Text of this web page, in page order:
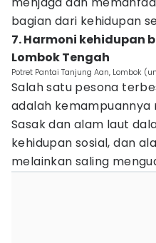
bagian dari kehidupan
7. Harmoni kehidupan
Lombok Tengah
Potret Pantai Tanjung Aan, Lombok
Salah satu pesona
adalah kemampuannya
Sasak dan alam laut
kehidupan sosial, dan
melainkan saling